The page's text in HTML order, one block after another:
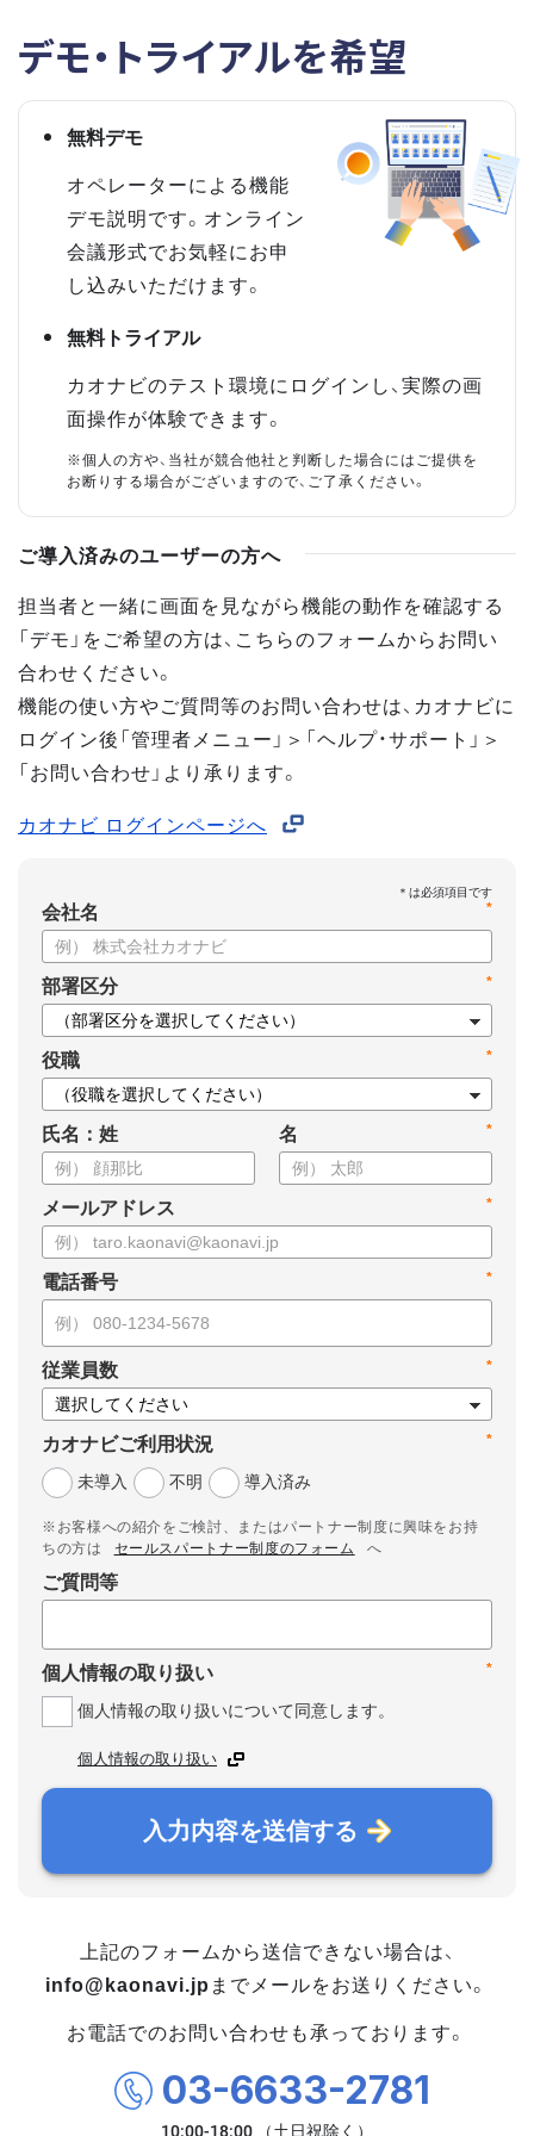
デモ・トライアルを希望
無料デモ
オペレーターによる機能
デモ説明です。オンライン
会議形式でお気軽にお申
し込みいただけます。
無料トライアル
カオナビのテスト環境にログインし、実際の画
面操作が体験できます。
※個人の方や、当社が競合他社と判断した場合にはご提供を
お断りする場合がございますので、ご了承ください。
ご導入済みのユーザーの方へ
担当者と一緒に画面を見ながら機能の動作を確認する
「デモ」をご希望の方は、こちらのフォームからお問い
合わせください。
機能の使い方やご質問等のお問い合わせは、カオナビに
ログイン後「管理者メニュー」＞「ヘルプ・サポート」＞
「お問い合わせ」より承ります。
カオナビ ログインページへ
*
会社名
*
部署区分
*
役職
氏名：姓 *
名
*
メールアドレス
*
電話番号
*
従業員数
*
カオナビご利用状況
未導入
不明 導入済み
※お客様への紹介をご検討、またはパートナー制度に興味をお持
ちの方は
セールスパートナー制度のフォーム へ
ご質問等
*
個人情報の取り扱い
個人情報の取り扱いについて同意します。
個人情報の取り扱い
入力内容を送信する
上記のフォームから送信できない場合は、
info@kaonavi.jp までメールをお送りください。
お電話でのお問い合わせも承っております。
03-6633-2781